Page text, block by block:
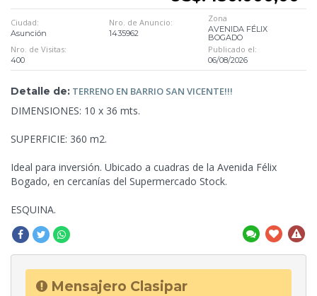
Ciudad:
Asunción
Nro. de Anuncio:
1435962
Zona
AVENIDA FÉLIX
BOGADO
Nro. de Visitas:
400
Publicado el:
06/08/2026
Detalle de: TERRENO EN BARRIO SAN VICENTE!!!
DIMENSIONES: 10 x 36 mts.
SUPERFICIE: 360 m2.
Ideal para inversión. Ubicado a cuadras de la Avenida Félix
Bogado, en cercanías del Supermercado Stock.
ESQUINA.
Mensajero Clasipar